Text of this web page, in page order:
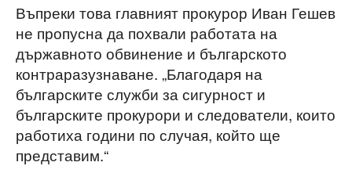
Въпреки това главният прокурор Иван Гешев
не пропусна да похвали работата на
държавното обвинение и българското
контраразузнаване. „Благодаря на
българските служби за сигурност и
българските прокурори и следователи, които
работиха години по случая, който ще
представим.“